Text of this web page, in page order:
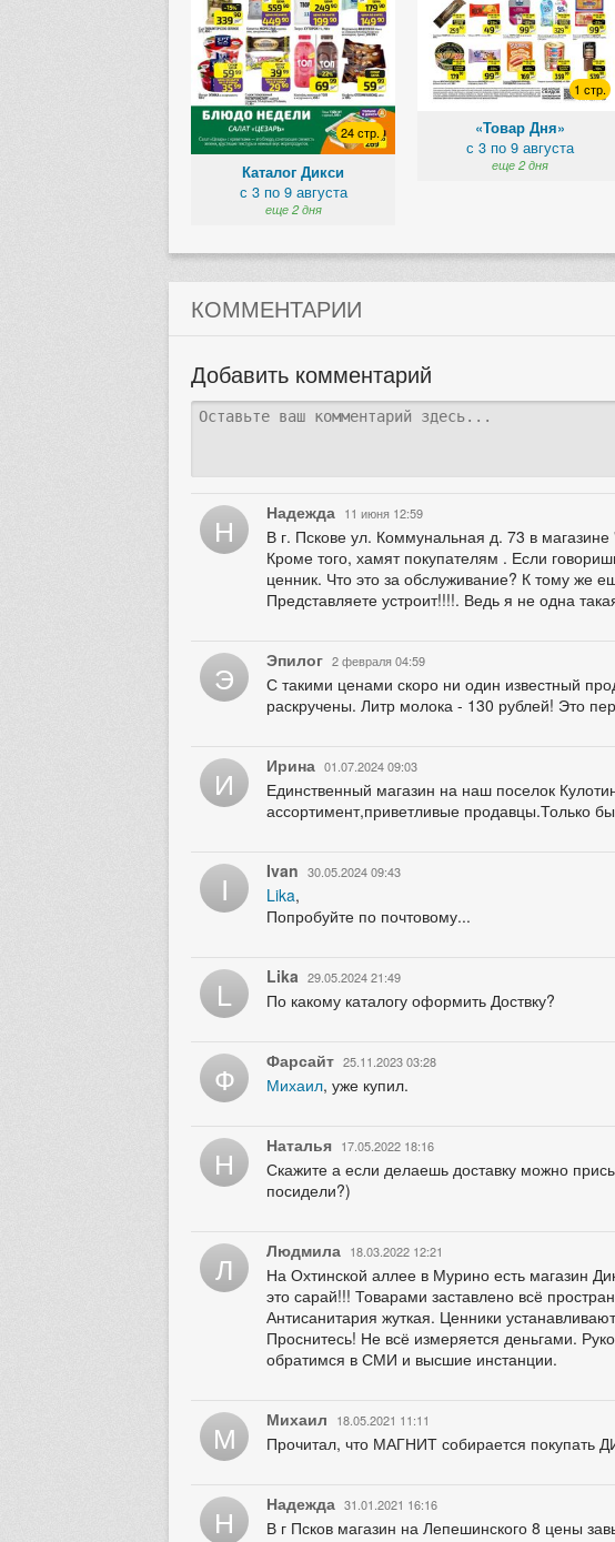
24 стр.
Каталог Дикси
с 3 по 9 августа
еще 2 дня
1 стр.
«Товар Дня»
с 3 по 9 августа
еще 2 дня
КОММЕНТАРИИ
Добавить комментарий
Н Надежда 11 июня 12:59
В г. Пскове ул. Коммунальная д. 73 в
Кроме того, хамят покупателям . Если
ценник. Что это за обслуживание? К тому же
Представляете устроит!!!!. Ведь я не одна
Э Эпилог 2 февраля 04:59
С такими ценами скоро ни один известный
раскручены. Литр молока - 130 рублей! Это
И Ирина 01.07.2024 09:03
Единственный магазин на наш поселок
ассортимент,приветливые продавцы.Только
I Ivan 30.05.2024 09:43
Lika,
Попробуйте по почтовому...
L Lika 29.05.2024 21:49
По какому каталогу оформить Доствку?
Ф Фарсайт 25.11.2023 03:28
Михаил, уже купил.
Н Наталья 17.05.2022 18:16
Скажите а если делаешь доставку можно
посидели?)
Л Людмила 18.03.2022 12:21
На Охтинской аллее в Мурино есть магазин
это сарай!!! Товарами заставлено всё
Антисанитария жуткая. Ценники
Проснитесь! Не всё измеряется деньгами.
обратимся в СМИ и высшие инстанции.
М Михаил 18.05.2021 11:11
Прочитал, что МАГНИТ собирается покупать
Н Надежда 31.01.2021 16:16
В г Псков магазин на Лепешинского 8 цены